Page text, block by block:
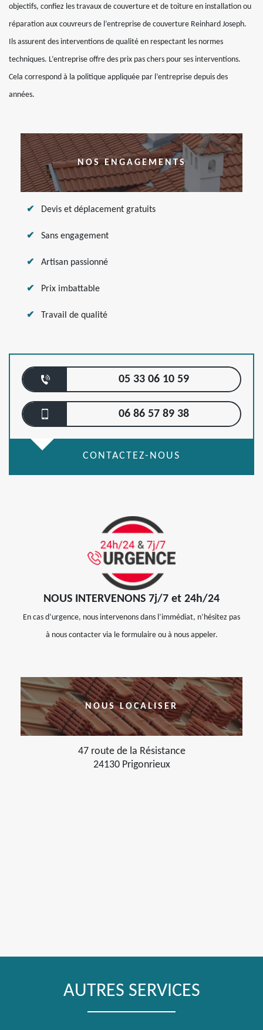
objectifs, confiez les travaux de couverture et de toiture en installation ou
réparation aux couvreurs de l’entreprise de couverture Reinhard Joseph.
Ils assurent des interventions de qualité en respectant les normes
techniques. L’entreprise offre des prix pas chers pour ses interventions.
Cela correspond à la politique appliquée par l’entreprise depuis des
années.
NOS ENGAGEMENTS
Devis et déplacement gratuits
Sans engagement
Artisan passionné
Prix imbattable
Travail de qualité
05 33 06 10 59
06 86 57 89 38
CONTACTEZ-NOUS
NOUS INTERVENONS 7j/7 et 24h/24
En cas d’urgence, nous intervenons dans l’immédiat, n’hésitez pas
à nous contacter via le formulaire ou à nous appeler.
NOUS LOCALISER
47 route de la Résistance
24130 Prigonrieux
AUTRES SERVICES